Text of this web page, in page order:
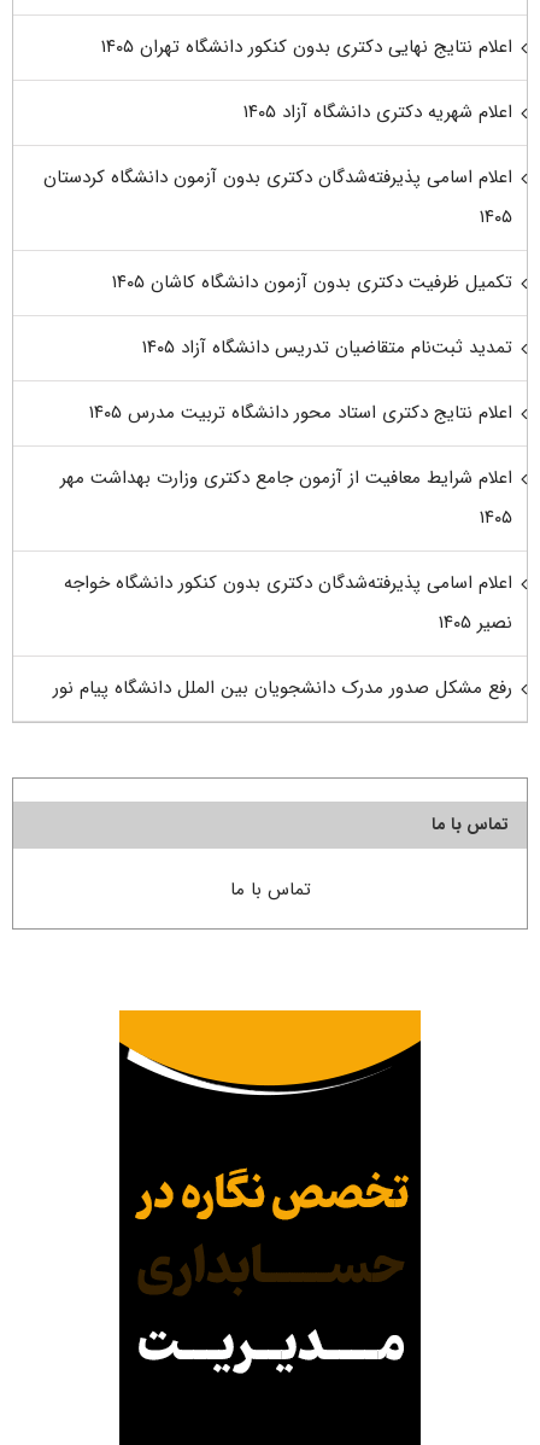
اعلام نتایج نهایی دکتری بدون کنکور دانشگاه تهران ۱۴۰۵
اعلام شهریه دکتری دانشگاه آزاد ۱۴۰۵
اعلام اسامی پذیرفته‌شدگان دکتری بدون آزمون دانشگاه کردستان
۱۴۰۵
تکمیل ظرفیت دکتری بدون آزمون دانشگاه کاشان ۱۴۰۵
تمدید ثبت‌نام متقاضیان تدریس دانشگاه آزاد ۱۴۰۵
اعلام نتایج دکتری استاد محور دانشگاه تربیت مدرس ۱۴۰۵
اعلام شرایط معافیت از آزمون جامع دکتری وزارت بهداشت مهر
۱۴۰۵
اعلام اسامی پذیرفته‌شدگان دکتری بدون کنکور دانشگاه خواجه
نصیر ۱۴۰۵
رفع مشکل صدور مدرک دانشجویان بین الملل دانشگاه پیام نور
تماس با ما
تماس با ما